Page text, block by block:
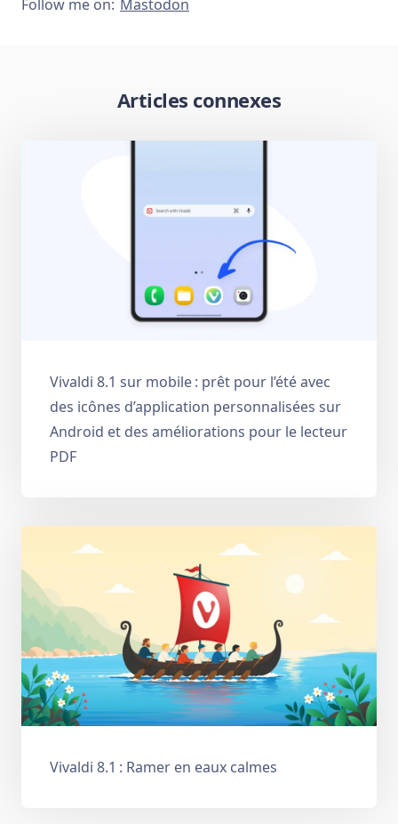
Follow me on: Mastodon
Articles connexes
Vivaldi 8.1 sur mobile : prêt pour l’été avec
des icônes d’application personnalisées sur
Android et des améliorations pour le lecteur
PDF
Vivaldi 8.1 : Ramer en eaux calmes